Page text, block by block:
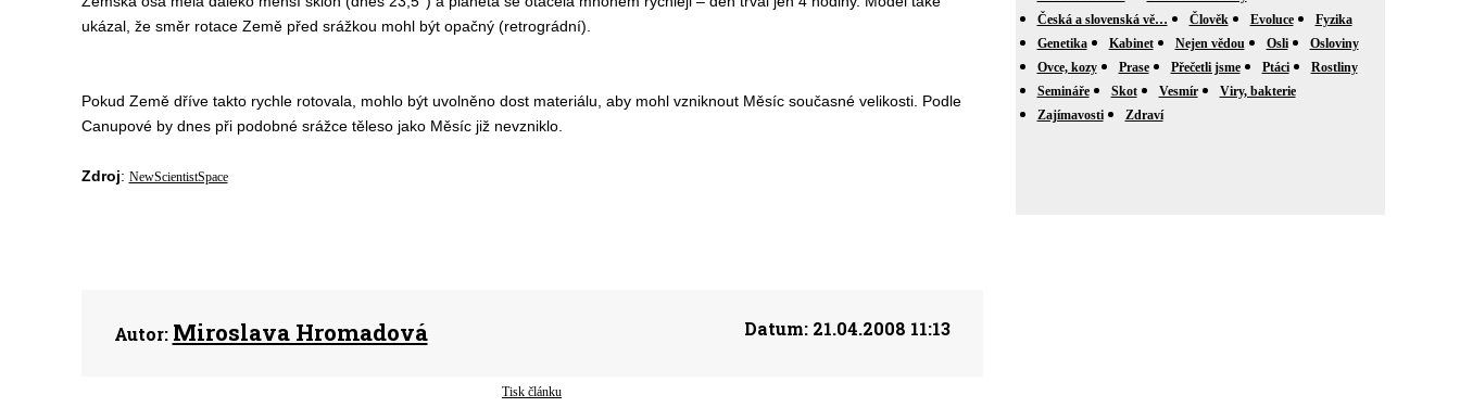
ukázal, že směr rotace Země před srážkou mohl být opačný (retrográdní).
Pokud Země dříve takto rychle rotovala, mohlo být uvolněno dost materiálu, aby mohl vzniknout Měsíc současné velikosti. Podle
Canupové by dnes při podobné srážce těleso jako Měsíc již nevzniklo.
Zdroj: NewScientistSpace
Autor: Miroslava Hromadová Datum:21.04.2008 11:13
Tisk článku
Česká a slovenská vě…
Člověk Evoluce
Fyzika
Genetika
Kabinet Nejen vědou Osli
Osloviny
Ovce, kozy
Prase Přečetli jsme Ptáci
Rostliny
Semináře
Skot Vesmír
Viry, bakterie
Zajímavosti
Zdraví